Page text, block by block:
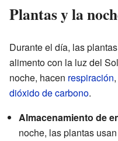
Plantas y la
Durante el día, las
alimento con la luz del
noche, hacen respiración
dióxido de carbono.
Almacenamiento de
noche, las plantas